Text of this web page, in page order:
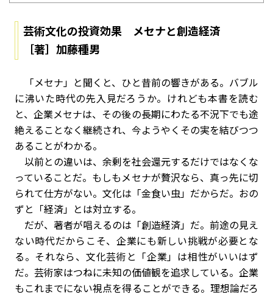
芸術文化の投資効果 メセナと創造経済
［著］加藤種男
「メセナ」と聞くと、ひと昔前の響きがある。バブル
に沸いた時代の先入見だろうか。けれども本書を読む
と、企業メセナは、その後の長期にわたる不況下でも途
絶えることなく継続され、今ようやくその実を結びつつ
あることがわかる。
以前との違いは、余剰を社会還元するだけではなくな
っていることだ。もしもメセナが贅沢なら、真っ先に切
られて仕方がない。文化は「金食い虫」だからだ。おの
ずと「経済」とは対立する。
だが、著者が唱えるのは「創造経済」だ。前途の見え
ない時代だからこそ、企業にも新しい挑戦が必要とな
る。それなら、文化芸術と「企業」は相性がいいはず
だ。芸術家はつねに未知の価値観を追求している。企業
もこれまでにない視点を得ることができる。理想論だろ